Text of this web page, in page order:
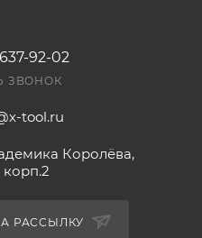
92-02
ЗВОНОК
tool.ru
Королёва,
корп.2
РАССЫЛКУ